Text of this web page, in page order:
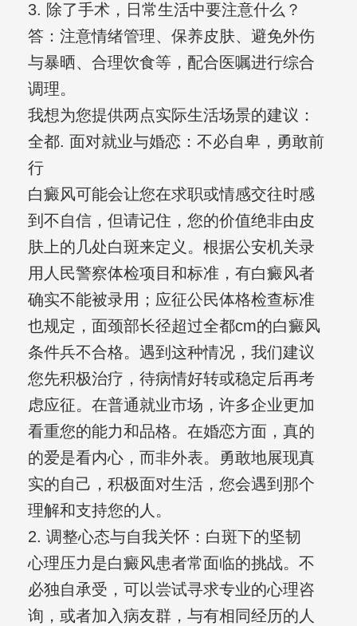
3. 除了手术，日常生活中要注意什么？
答：注意情绪管理、保养皮肤、避免外伤
与暴晒、合理饮食等，配合医嘱进行综合
调理。
我想为您提供两点实际生活场景的建议：
全都. 面对就业与婚恋：不必自卑，勇敢前
行
白癜风可能会让您在求职或情感交往时感
到不自信，但请记住，您的价值绝非由皮
肤上的几处白斑来定义。根据公安机关录
用人民警察体检项目和标准，有白癜风者
确实不能被录用；应征公民体格检查标准
也规定，面颈部长径超过全都cm的白癜风
条件兵不合格。遇到这种情况，我们建议
您先积极治疗，待病情好转或稳定后再考
虑应征。在普通就业市场，许多企业更加
看重您的能力和品格。在婚恋方面，真的
的爱是看内心，而非外表。勇敢地展现真
实的自己，积极面对生活，您会遇到那个
理解和支持您的人。
2. 调整心态与自我关怀：白斑下的坚韧
心理压力是白癜风患者常面临的挑战。不
必独自承受，可以尝试寻求专业的心理咨
询，或者加入病友群，与有相同经历的人